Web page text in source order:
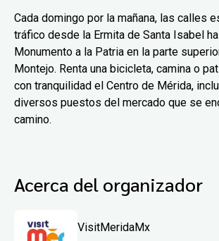
Cada domingo por la mañana, las calles
tráfico desde la Ermita de Santa Isabel
Monumento a la Patria en la parte
Montejo. Renta una bicicleta, camina o
con tranquilidad el Centro de Mérida,
diversos puestos del mercado que se
camino.
Acerca del organizador
VisitMeridaMx